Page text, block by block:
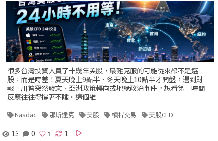
很多台灣投資人買了十幾年美股，最難克服的可能從來都不是選
股，而是時差！夏天晚上9點半、冬天晚上10點半才開盤，遇到財
報、川普突然發文、亞洲政策轉向或地緣政治事件，想看第一時間
反應往往得撐著不睡。這個維
Nasdaq 那斯達克 美股 槓桿交易 美股CFD
13 0 1